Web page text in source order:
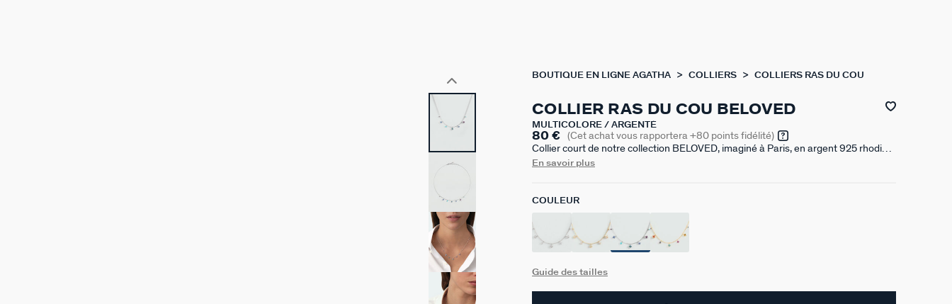
BOUTIQUE EN LIGNE AGATHA COLLIERS COLLIERS RAS DU COU
COLLIER RAS DU COU BELOVED
MULTICOLORE / ARGENTÉ
80 € (Cet achat vous rapportera +80 points fidélité)
Collier court de notre collection BELOVED, imaginé à Paris, en argent 925 rhodié,
avec des fleurs d'oxydes de zirconium en pampille et un fin graineti sur le pourtour.
En savoir plus
COULEUR
Guide des tailles